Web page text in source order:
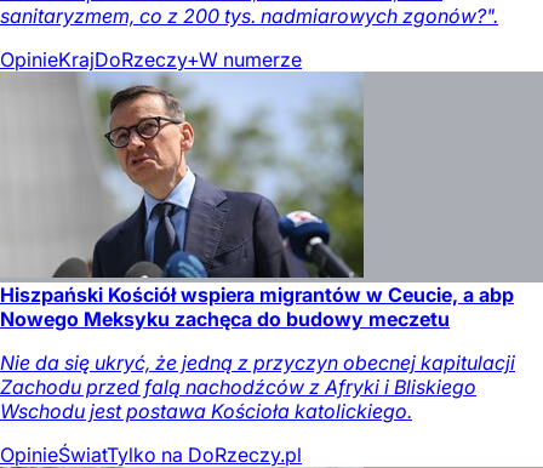
sanitaryzmem, co z 200 tys. nadmiarowych zgonów?".
OpinieKrajDoRzeczy+W numerze
Hiszpański Kościół wspiera migrantów w Ceucie, a abp
Nowego Meksyku zachęca do budowy meczetu
Nie da się ukryć, że jedną z przyczyn obecnej kapitulacji
Zachodu przed falą nachodźców z Afryki i Bliskiego
Wschodu jest postawa Kościoła katolickiego.
OpinieŚwiatTylko na DoRzeczy.pl